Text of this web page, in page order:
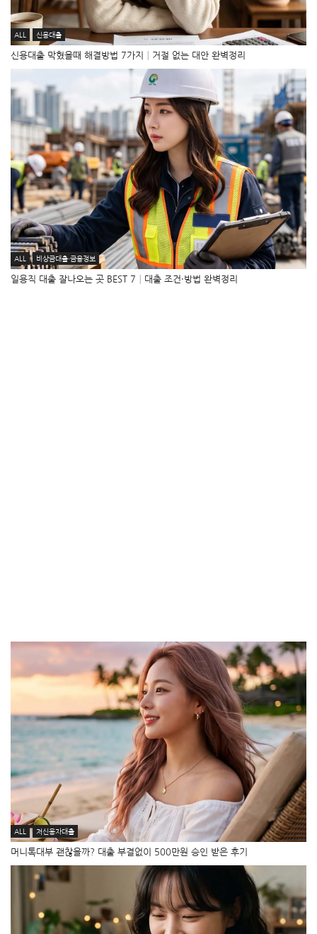
ALL 신용대출
신용대출 막혔을때 해결방법 7가지│거절 없는 대안 완벽정리
ALL 비상금대출·금융정보
일용직 대출 잘나오는 곳 BEST 7│대출 조건·방법 완벽정리
ALL 저신용자대출
머니톡대부 괜찮을까? 대출 부결없이 500만원 승인 받은 후기